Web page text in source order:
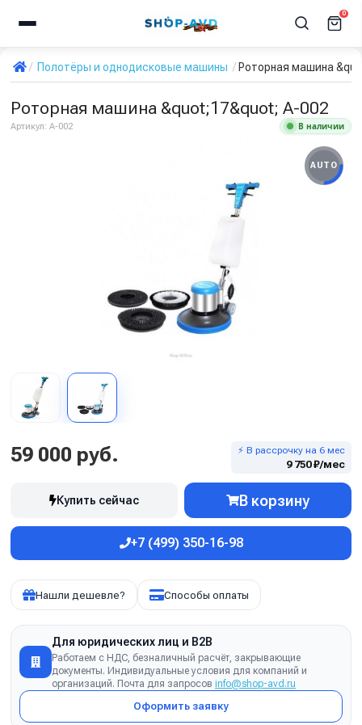
0
Полотёры и однодисковые машины Роторная машина
Роторная машина &quot;17&quot; A-002
Артикул: A-002 В наличии
AUTO
59 000 руб. ⚡ В рассрочку на 6 мес
9 750 ₽/мес
Купить сейчас В корзину
+7 (499) 350-16-98
Нашли дешевле? Способы оплаты
Для юридических лиц и B2B
Работаем с НДС, безналичный расчёт, закрывающие
документы. Индивидуальные условия для компаний и
организаций. Почта для запросов info@shop-avd.ru
Оформить заявку